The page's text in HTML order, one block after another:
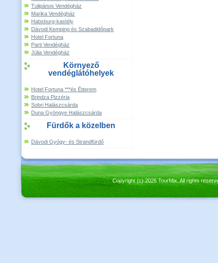
Tulipános Vendégház
Marika Vendégház
Habsburg-kastély
Dávodi Kemping és Szabadidőpark
Hotel Fortuna
Parti Vendégház
Júlia Vendégház
Környező
vendéglátóhelyek
Hotel Fortuna ***és Étterem
Brindza Pizzéria
Sobri Halászcsárda
Duna Gyöngye Halászcsárda
Fürdők a közelben
Dávodi Gyógy- és Strandfürdő
Copyright (c) 2026 TourMix. All rights